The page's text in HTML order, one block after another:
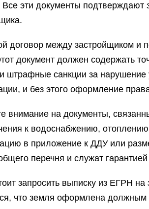
Все эти документы подтверждают
договор между застройщиком и
документ должен содержать
штрафные санкции за нарушение
и без этого оформление
внимание на документы,
к водоснабжению,
в приложение к ДДУ или
перечня и служат
запросить выписку из ЕГРН
что земля оформлена должным